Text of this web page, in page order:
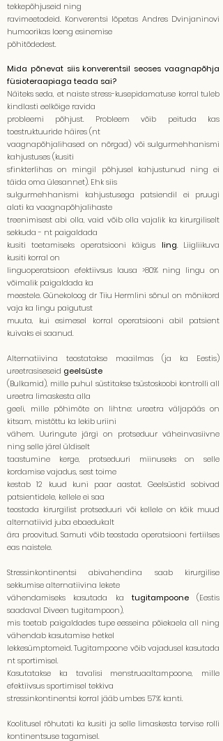
tekkepõhjuseid ning
ravimeetodeid. Konverentsi lõpetas Andres Dvinjaninovi
humoorikas loeng esinemise
põhitõdedest.
Mida põnevat siis konverentsil seoses vaagnapõhja
füsioteraapiaga teada sai?
Näiteks seda, et naiste stress-kusepidamatuse korral tuleb
kindlasti eelkõige ravida
probleemi põhjust. Probleem võib peituda kas
toestruktuuride häires (nt
vaagnapõhjalihased on nõrgad) või sulgurmehhanismi
kahjustuses (kusiti
sfinkterlihas on mingil põhjusel kahjustunud ning ei
täida oma ülesannet). Ehk siis
sulgurmehhanismi kahjustusega patsiendil ei pruugi
alati ka vaagnapõhjalihaste
treenimisest abi olla, vaid võib olla vajalik ka kirurgiliselt
sekkuda - nt paigaldada
kusiti toetamiseks operatsiooni käigus ling. Liigliikuva
kusiti korral on
linguoperatsioon efektiivsus lausa >80% ning lingu on
võimalik paigaldada ka
meestele. Günekoloog dr Tiiu Hermlini sõnul on mõnikord
vaja ka lingu paigutust
muuta, kui esimesel korral operatsiooni abil patsient
kuivaks ei saanud.
Alternatiivina teostatakse maailmas (ja ka Eestis)
ureetrasiseseid geelsüste
(Bulkamid), mille puhul süstitakse tsüstoskoobi kontrolli all
ureetra limaskesta alla
geeli, mille põhimõte on lihtne: ureetra väljapääs on
kitsam, mistõttu ka lekib uriini
vähem. Uuringute järgi on protseduur väheinvasiivne
ning selle järel üldiselt
taastumine kerge, protseduuri miinuseks on selle
kordamise vajadus, sest toime
kestab 12 kuud kuni paar aastat. Geelsüstid sobivad
patsientidele, kellele ei saa
teostada kirurgilist protseduuri või kellele on kõik muud
alternatiivid juba ebaedukalt
ära proovitud. Samuti võib teostada operatsiooni fertiilses
eas naistele.
Stressinkontinentsi abivahendina saab kirurgilise
sekkumise alternatiivina lekete
vähendamiseks kasutada ka tugitampoone(Eestis
saadaval Diveen tugitampoon),
mis toetab paigaldades tupe eesseina põiekaela all ning
vähendab kasutamise hetkel
lekkesümptomeid. Tugitampoone võib vajadusel kasutada
nt sportimisel.
Kasutatakse ka tavalisi menstruaaltampoone, mille
efektiivsus sportimisel tekkiva
stressinkontinentsi korral jääb umbes 57% kanti.
Koolitusel rõhutati ka kusiti ja selle limaskesta tervise rolli
kontinentsuse tagamisel.